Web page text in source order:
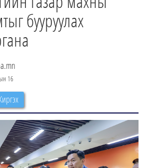
бууруулах
16